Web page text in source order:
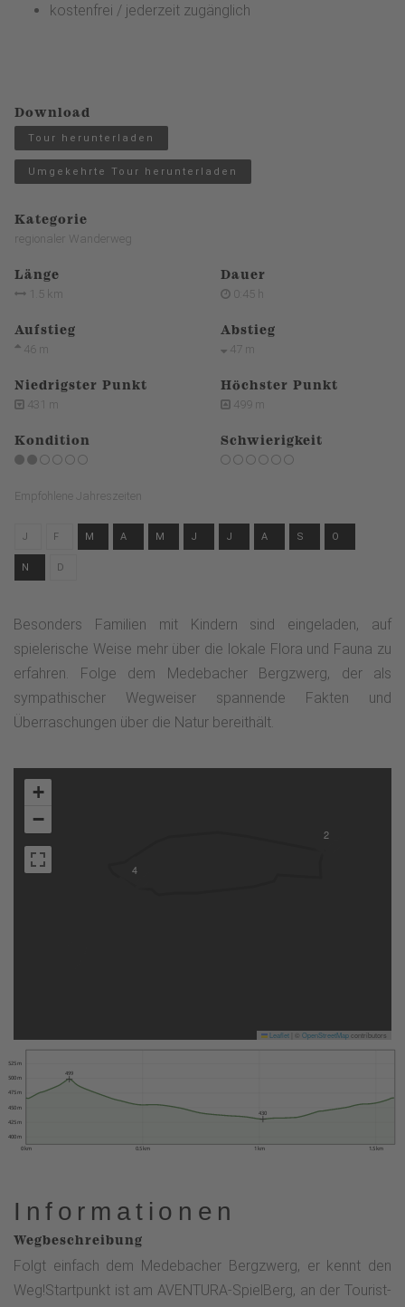
kostenfrei / jederzeit zugänglich
Download
Tour herunterladen
Umgekehrte Tour herunterladen
Kategorie
regionaler Wanderweg
Länge
1.5 km
Dauer
0:45 h
Aufstieg
46 m
Abstieg
47 m
Niedrigster Punkt
431 m
Höchster Punkt
499 m
Kondition Schwierigkeit
Empfohlene Jahreszeiten
J F M A M J J A S O
N D
Besonders Familien mit Kindern sind eingeladen, auf
spielerische Weise mehr über die lokale Flora und Fauna zu
erfahren. Folge dem Medebacher Bergzwerg, der als
sympathischer Wegweiser spannende Fakten und
Überraschungen über die Natur bereithält.
2
4
+
−
Leaflet OpenStreetMapcontributors
0 km 0.5 km 1 km 1.5 km
400 m
425 m
450 m
475 m
500 m
525 m
430
499
Informationen
Wegbeschreibung
Folgt einfach dem Medebacher Bergzwerg, er kennt den
Weg!Startpunkt ist am AVENTURA-SpielBerg, an der Tourist-